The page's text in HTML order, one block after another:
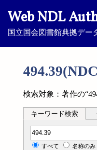
Web NDL
国立国会図書館典拠デー
検索対象：著作の
キーワード検索
分類記号検索
すべて 名称のみ